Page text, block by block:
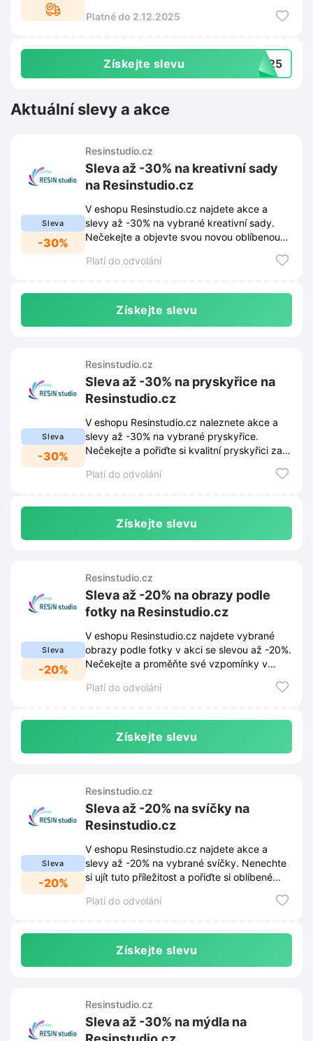
Platné do 2.12.2025
Získejte slevu 2025
Aktuální slevy a akce
Sleva
-30%
Resinstudio.cz
Sleva až -30% na kreativní sady
na Resinstudio.cz
V eshopu Resinstudio.cz najdete akce a
slevy až -30% na vybrané kreativní sady.
Nečekejte a objevte svou novou oblíbenou
Platí do odvolání
Získejte slevu
Sleva
-30%
Resinstudio.cz
Sleva až -30% na pryskyřice na
Resinstudio.cz
V eshopu Resinstudio.cz naleznete akce a
slevy až -30% na vybrané pryskyřice.
Nečekejte a pořiďte si kvalitní pryskyřici za
Platí do odvolání
Získejte slevu
Sleva
-20%
Resinstudio.cz
Sleva až -20% na obrazy podle
fotky na Resinstudio.cz
V eshopu Resinstudio.cz najdete vybrané
obrazy podle fotky v akci se slevou až -20%.
Nečekejte a proměňte své vzpomínky v
Platí do odvolání
Získejte slevu
Sleva
-20%
Resinstudio.cz
Sleva až -20% na svíčky na
Resinstudio.cz
V eshopu Resinstudio.cz najdete akce a
slevy až -20% na vybrané svíčky. Nenechte
si ujít tuto příležitost a pořiďte si oblíbené
Platí do odvolání
Získejte slevu
Resinstudio.cz
Sleva až -30% na mýdla na